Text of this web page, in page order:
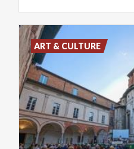
ART & CULTURE